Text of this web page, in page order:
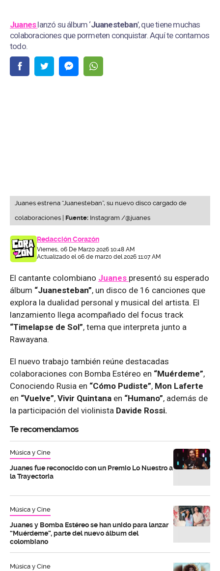
Juaneslanzó su álbum ‘Juanesteban’, que tiene muchas
colaboraciones que pormeten conquistar. Aquí te contamos
todo.
Juanes estrena “Juanesteban”, su nuevo disco cargado de
colaboraciones | Fuente: Instagram /@juanes
Redacción Corazón
Viernes, 06 De Marzo 2026 10:48 AM
Actualizado el 06 de marzo del 2026 11:07 AM
El cantante colombiano Juanes presentó su esperado
álbum “Juanesteban”, un disco de 16 canciones que
explora la dualidad personal y musical del artista. El
lanzamiento llega acompañado del focus track
“Timelapse de Sol”, tema que interpreta junto a
Rawayana.
El nuevo trabajo también reúne destacadas
colaboraciones con Bomba Estéreo en “Muérdeme”,
Conociendo Rusia en “Cómo Pudiste”, Mon Laferte
en “Vuelve”, Vivir Quintana en “Humano”, además de
la participación del violinista Davide Rossi.
Te recomendamos
Música y Cine
Juanes fue reconocido con un Premio Lo Nuestro a
la Trayectoria
Música y Cine
Juanes y Bomba Estéreo se han unido para lanzar
“Muérdeme”, parte del nuevo álbum del
colombiano
Música y Cine